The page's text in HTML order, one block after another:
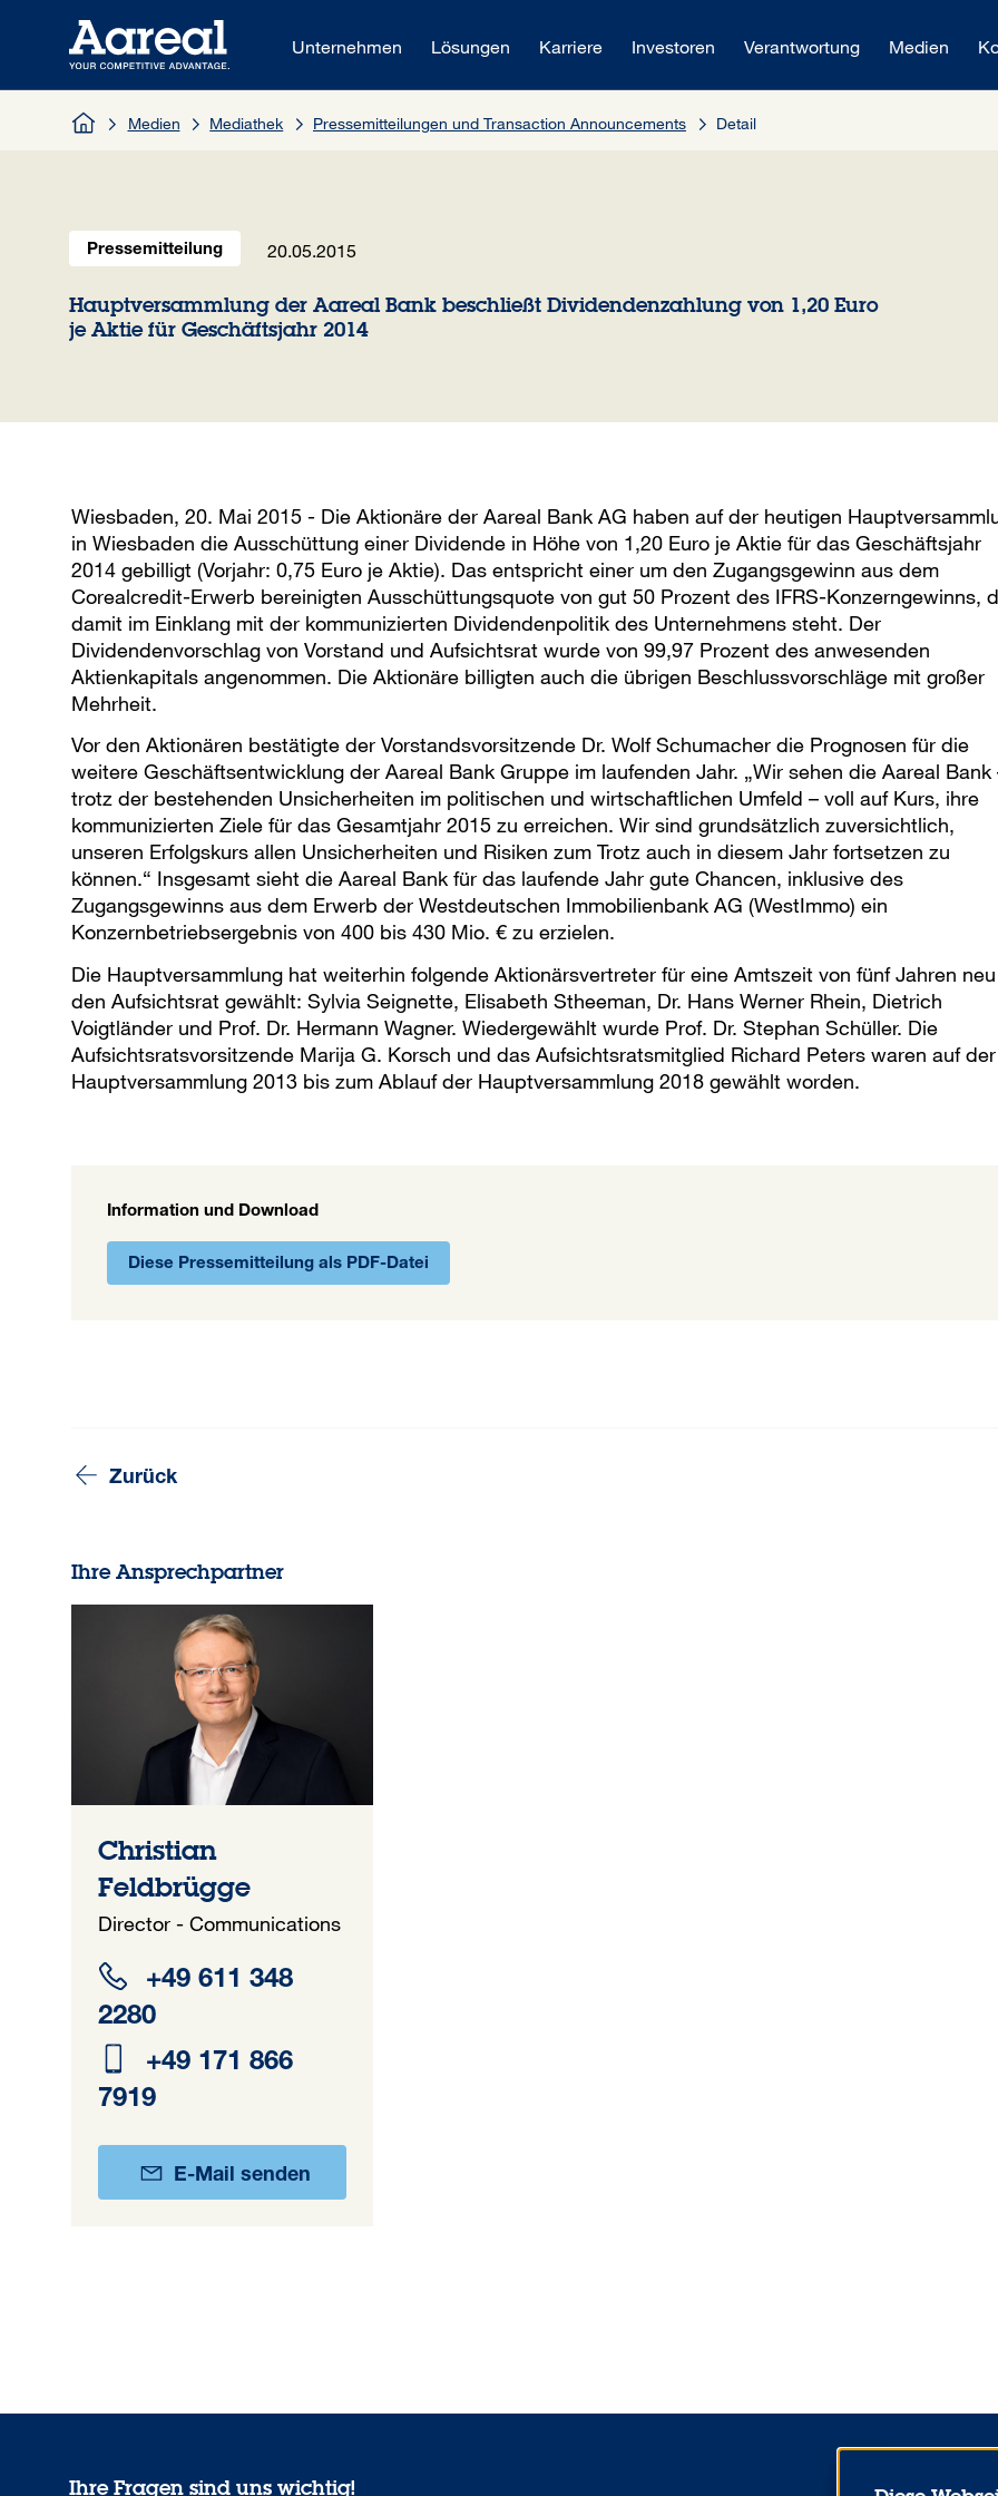
Unternehmen Lösungen Karriere Investoren Verantwortung Medien
Medien Mediathek Pressemitteilungen und Transaction Announcements Detail
Pressemitteilung 20.05.2015
Hauptversammlung der Aareal Bank beschließt Dividendenzahlung von 1,20 Euro
je Aktie für Geschäftsjahr 2014
Wiesbaden, 20. Mai 2015 - Die Aktionäre der Aareal Bank AG haben auf der heutigen
in Wiesbaden die Ausschüttung einer Dividende in Höhe von 1,20 Euro je Aktie für das Geschäftsjahr
2014 gebilligt (Vorjahr: 0,75 Euro je Aktie). Das entspricht einer um den Zugangsgewinn aus dem
Corealcredit-Erwerb bereinigten Ausschüttungsquote von gut 50 Prozent des IFRS-Konzerngewinns,
damit im Einklang mit der kommunizierten Dividendenpolitik des Unternehmens steht. Der
Dividendenvorschlag von Vorstand und Aufsichtsrat wurde von 99,97 Prozent des anwesenden
Aktienkapitals angenommen. Die Aktionäre billigten auch die übrigen Beschlussvorschläge mit großer
Mehrheit.
Vor den Aktionären bestätigte der Vorstandsvorsitzende Dr. Wolf Schumacher die Prognosen für die
weitere Geschäftsentwicklung der Aareal Bank Gruppe im laufenden Jahr. „Wir sehen die Aareal Bank
trotz der bestehenden Unsicherheiten im politischen und wirtschaftlichen Umfeld – voll auf Kurs, ihre
kommunizierten Ziele für das Gesamtjahr 2015 zu erreichen. Wir sind grundsätzlich zuversichtlich,
unseren Erfolgskurs allen Unsicherheiten und Risiken zum Trotz auch in diesem Jahr fortsetzen zu
können.“ Insgesamt sieht die Aareal Bank für das laufende Jahr gute Chancen, inklusive des
Zugangsgewinns aus dem Erwerb der Westdeutschen Immobilienbank AG (WestImmo) ein
Konzernbetriebsergebnis von 400 bis 430 Mio. € zu erzielen.
Die Hauptversammlung hat weiterhin folgende Aktionärsvertreter für eine Amtszeit von fünf Jahren
den Aufsichtsrat gewählt: Sylvia Seignette, Elisabeth Stheeman, Dr. Hans Werner Rhein, Dietrich
Voigtländer und Prof. Dr. Hermann Wagner. Wiedergewählt wurde Prof. Dr. Stephan Schüller. Die
Aufsichtsratsvorsitzende Marija G. Korsch und das Aufsichtsratsmitglied Richard Peters waren auf der
Hauptversammlung 2013 bis zum Ablauf der Hauptversammlung 2018 gewählt worden.
Information und Download
Diese Pressemitteilung als PDF-Datei
Zurück
Ihre Ansprechpartner
Christian
Feldbrügge
Director - Communications
+49 611 348
2280
+49 171 866
7919
E-Mail senden
Ihre Fragen sind uns wichtig!